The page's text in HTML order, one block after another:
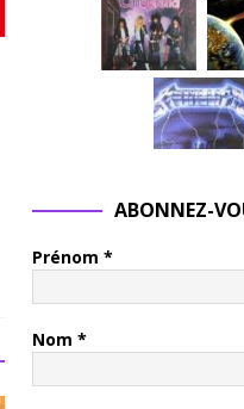
ABONNEZ-
Prénom *
Nom *